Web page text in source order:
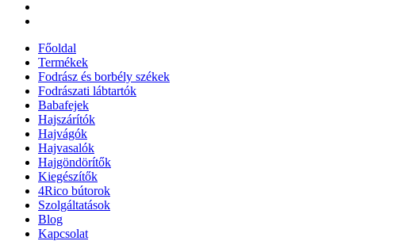
Főoldal
Termékek
Fodrász és borbély székek
Fodrászati lábtartók
Babafejek
Hajszárítók
Hajvágók
Hajvasalók
Hajgöndörítők
Kiegészítők
4Rico bútorok
Szolgáltatások
Blog
Kapcsolat